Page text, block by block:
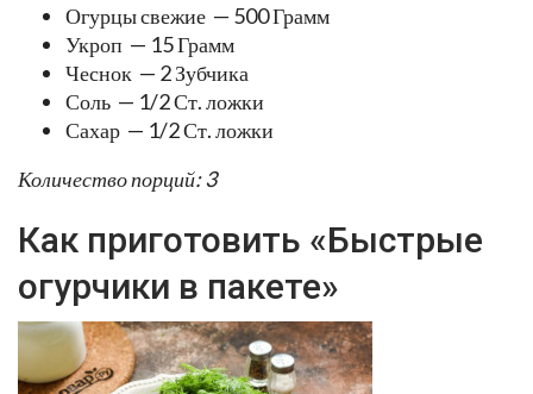
Огурцы свежие — 500 Грамм
Укроп — 15 Грамм
Чеснок — 2 Зубчика
Соль — 1/2 Ст. ложки
Сахар — 1/2 Ст. ложки
Количество порций: 3
Как приготовить «Быстрые
огурчики в пакете»